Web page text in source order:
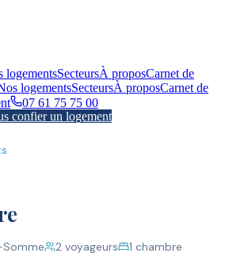
logementsSecteursÀ proposCarnet de
confier un logement
logementsSecteursÀ proposCarnet de
07 61 75 75 00
2 voyageurs 1 chambre